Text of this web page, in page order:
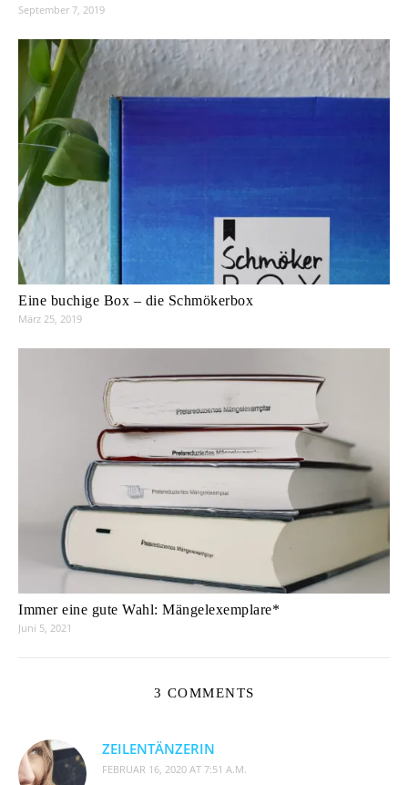
September 7, 2019
Eine buchige Box – die Schmökerbox
März 25, 2019
Immer eine gute Wahl: Mängelexemplare*
Juni 5, 2021
3 COMMENTS
ZEILENTÄNZERIN
FEBRUAR 16, 2020 AT 7:51 A.M.